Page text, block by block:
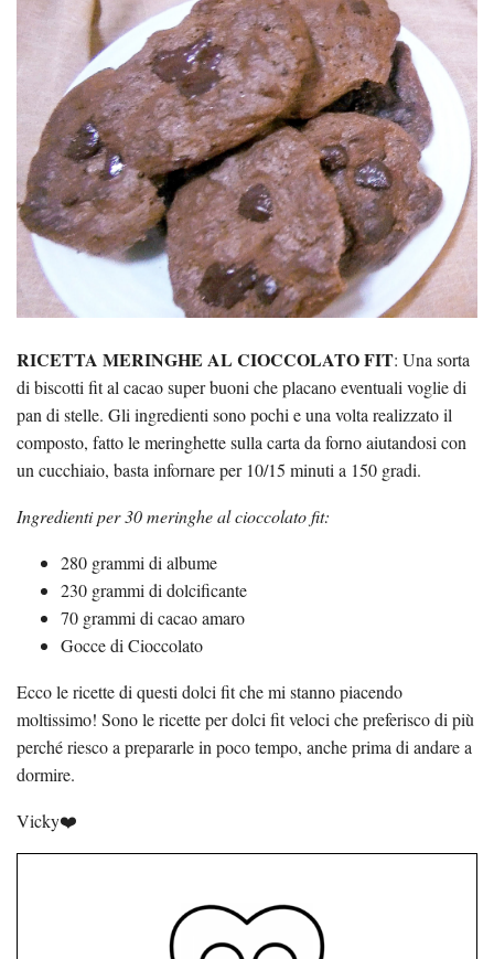
RICETTA MERINGHE AL CIOCCOLATO FIT: Una sorta
di biscotti fit al cacao super buoni che placano eventuali voglie di
pan di stelle. Gli ingredienti sono pochi e una volta realizzato il
composto, fatto le meringhette sulla carta da forno aiutandosi con
un cucchiaio, basta infornare per 10/15 minuti a 150 gradi.
Ingredienti per 30 meringhe al cioccolato fit:
280 grammi di albume
230 grammi di dolcificante
70 grammi di cacao amaro
Gocce di Cioccolato
Ecco le ricette di questi dolci fit che mi stanno piacendo
moltissimo! Sono le ricette per dolci fit veloci che preferisco di più
perché riesco a prepararle in poco tempo, anche prima di andare a
dormire.
Vicky❤️